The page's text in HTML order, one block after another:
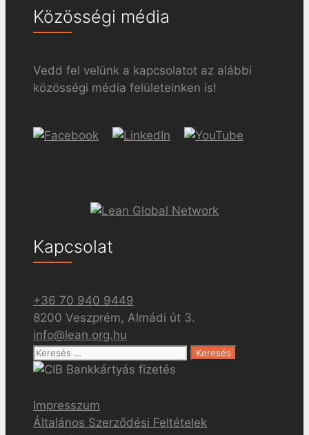
Közösségi média
Vedd fel velünk a kapcsolatot az alábbi
közösségi média felületeinken is!
Kapcsolat
+36 70 940 9449
8200 Veszprém, Almádi út 3.
info@lean.org.hu
Keresés:
Impresszum
Általános Szerződési Feltételek